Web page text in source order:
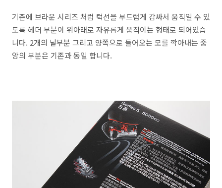
기존에 브라운 시리즈 처럼 턱선을 부드럽게 감싸서 움직일 수 있
도록 헤더 부분이 위아래로 자유롭게 움직이는 형태로 되어있습
니다. 2개의 날부분 그리고 양쪽으로 들어오는 모를 깍아내는 중
앙의 부분은 기존과 동일 합니다.